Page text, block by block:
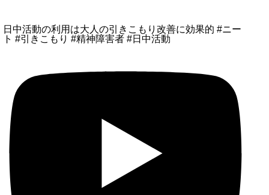
日中活動の利用は大人の引きこもり改善に効果的 #ニー
ト #引きこもり #精神障害者 #日中活動